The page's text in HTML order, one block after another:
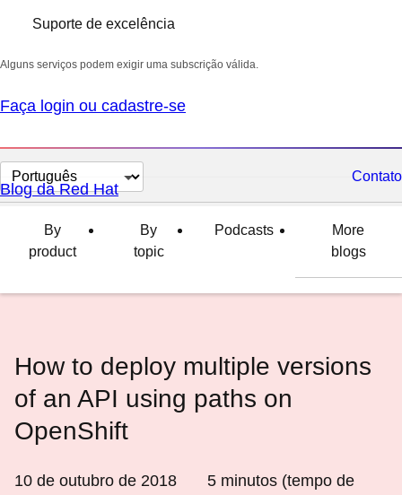
Suporte de excelência
Alguns serviços podem exigir uma subscrição válida.
Faça login ou cadastre-se
Selecionar
idioma
Contato
Blog da Red Hat
By
product
By
topic
Podcasts
More
blogs
How to deploy multiple versions
of an API using paths on
OpenShift
10 de outubro de 2018 5 minutos (tempo de